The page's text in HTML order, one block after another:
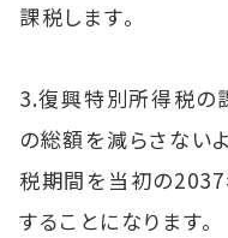
課税します。
3.復興特別所得税の
の総額を減らさない
税期間を当初の2037
することになります。